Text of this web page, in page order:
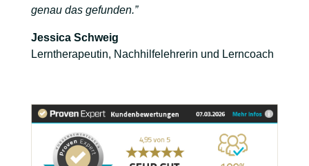
genau das gefunden.”
Jessica Schweig
Lerntherapeutin, Nachhilfelehrerin und Lerncoach